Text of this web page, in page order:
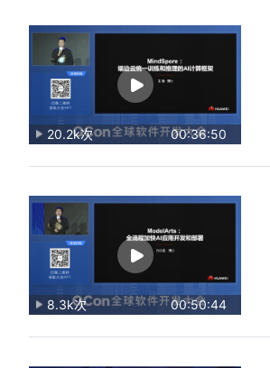
20.2k次 00:36:50
8.3k次 00:50:44